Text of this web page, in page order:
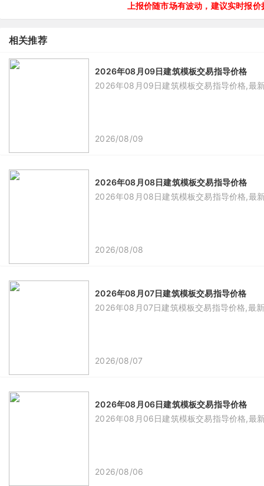
上报价随市场有波动，建议实时报
相关推荐
2026年08月09日建筑模板交易指导价格
2026年08月09日建筑模板交易指导价格,最
2026/08/09
2026年08月08日建筑模板交易指导价格
2026年08月08日建筑模板交易指导价格,最
2026/08/08
2026年08月07日建筑模板交易指导价格
2026年08月07日建筑模板交易指导价格,最
2026/08/07
2026年08月06日建筑模板交易指导价格
2026年08月06日建筑模板交易指导价格,最
2026/08/06